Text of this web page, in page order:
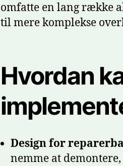
omfatte en lang række
til mere komplekse
Hvordan
Design for
nemme at